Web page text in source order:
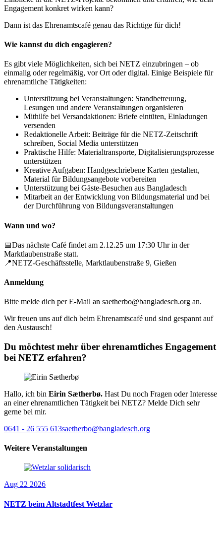
Engagement konkret wirken kann?
Dann ist das Ehrenamtscafé genau das Richtige für dich!
Wie kannst du dich engagieren?
Es gibt viele Möglichkeiten, sich bei NETZ einzubringen – ob
einmalig oder regelmäßig, vor Ort oder digital. Einige Beispiele für
ehrenamtliche Tätigkeiten:
Unterstützung bei Veranstaltungen: Standbetreuung,
Lesungen und andere Veranstaltungen organisieren
Mithilfe bei Versandaktionen: Briefe eintüten, Einladungen
versenden
Redaktionelle Arbeit: Beiträge für die NETZ-Zeitschrift
schreiben, Social Media unterstützen
Praktische Hilfe: Materialtransporte, Digitalisierungsprozesse
unterstützen
Kreative Aufgaben: Handgeschriebene Karten gestalten,
Material für Bildungsangebote vorbereiten
Unterstützung bei Gäste-Besuchen aus Bangladesch
Mitarbeit an der Entwicklung von Bildungsmaterial und bei
der Durchführung von Bildungsveranstaltungen
Wann und wo?
📅Das nächste Café findet am 2.12.25 um 17:30 Uhr in der
Marktlaubenstraße statt.
📍NETZ-Geschäftsstelle, Marktlaubenstraße 9, Gießen
Anmeldung
Bitte melde dich per E-Mail an saetherbo@bangladesch.org an.
Wir freuen uns auf dich beim Ehrenamtscafé und sind gespannt auf
den Austausch!
Du möchtest mehr über ehrenamtliches Engagement
bei NETZ erfahren?
Hallo, ich bin Eirin Sætherbø. Hast Du noch Fragen oder Interesse
an einer ehrenamtlichen Tätigkeit bei NETZ? Melde Dich sehr
gerne bei mir.
0641 - 26 555 613saetherbo@bangladesch.org
Weitere Veranstaltungen
Aug 22 2026
NETZ beim Altstadtfest Wetzlar